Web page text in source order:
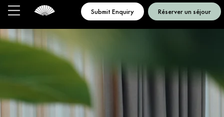
Submit Enquiry Réserver un séjour